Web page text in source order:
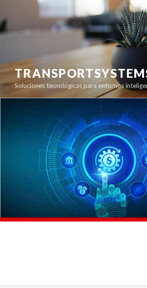
Soluciones tecnológicas para entornos